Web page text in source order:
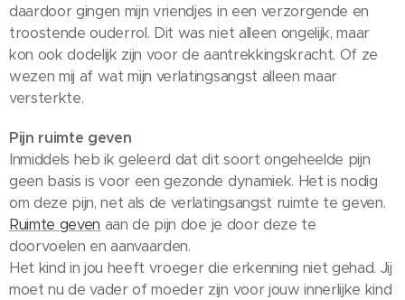
daardoor gingen mijn vriendjes in een verzorgende en
troostende ouderrol. Dit was niet alleen ongelijk, maar
kon ook dodelijk zijn voor de aantrekkingskracht. Of ze
wezen mij af wat mijn verlatingsangst alleen maar
versterkte.
Pijn ruimte geven
Inmiddels heb ik geleerd dat dit soort ongeheelde pijn
geen basis is voor een gezonde dynamiek. Het is nodig
om deze pijn, net als de verlatingsangst ruimte te geven.
Ruimte geven aan de pijn doe je door deze te
doorvoelen en aanvaarden.
Het kind in jou heeft vroeger die erkenning niet gehad. Jij
moet nu de vader of moeder zijn voor jouw innerlijke kind